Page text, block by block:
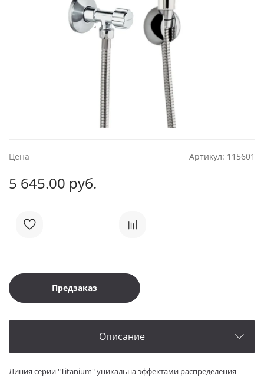
Цена Артикул: 115601
5 645.00 руб.
Предзаказ
Описание
Линия серии "Titanium" уникальна эффектами распределения